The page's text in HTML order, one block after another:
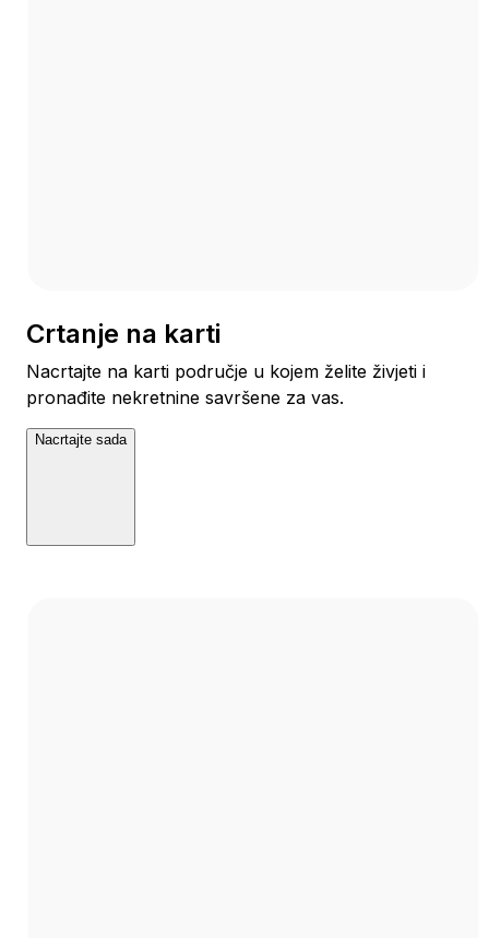
Crtanje na karti
Nacrtajte na karti područje u kojem želite živjeti i
pronađite nekretnine savršene za vas.
Nacrtajte sada